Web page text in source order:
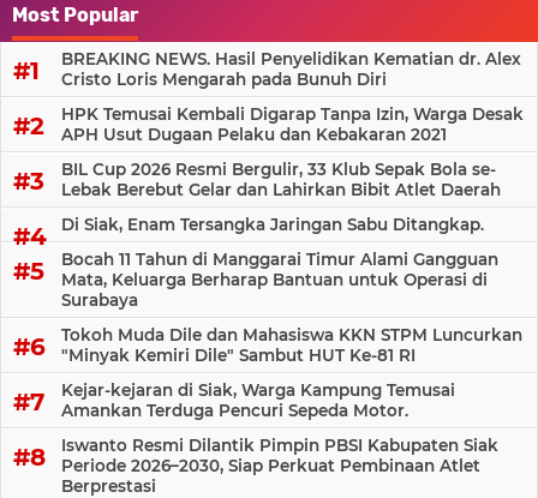
Most Popular
BREAKING NEWS. Hasil Penyelidikan Kematian dr. Alex
Cristo Loris Mengarah pada Bunuh Diri
HPK Temusai Kembali Digarap Tanpa Izin, Warga Desak
APH Usut Dugaan Pelaku dan Kebakaran 2021
BIL Cup 2026 Resmi Bergulir, 33 Klub Sepak Bola se-
Lebak Berebut Gelar dan Lahirkan Bibit Atlet Daerah
Di Siak, Enam Tersangka Jaringan Sabu Ditangkap.
Bocah 11 Tahun di Manggarai Timur Alami Gangguan
Mata, Keluarga Berharap Bantuan untuk Operasi di
Surabaya
Tokoh Muda Dile dan Mahasiswa KKN STPM Luncurkan
"Minyak Kemiri Dile" Sambut HUT Ke-81 RI
Kejar-kejaran di Siak, Warga Kampung Temusai
Amankan Terduga Pencuri Sepeda Motor.
Iswanto Resmi Dilantik Pimpin PBSI Kabupaten Siak
Periode 2026–2030, Siap Perkuat Pembinaan Atlet
Berprestasi